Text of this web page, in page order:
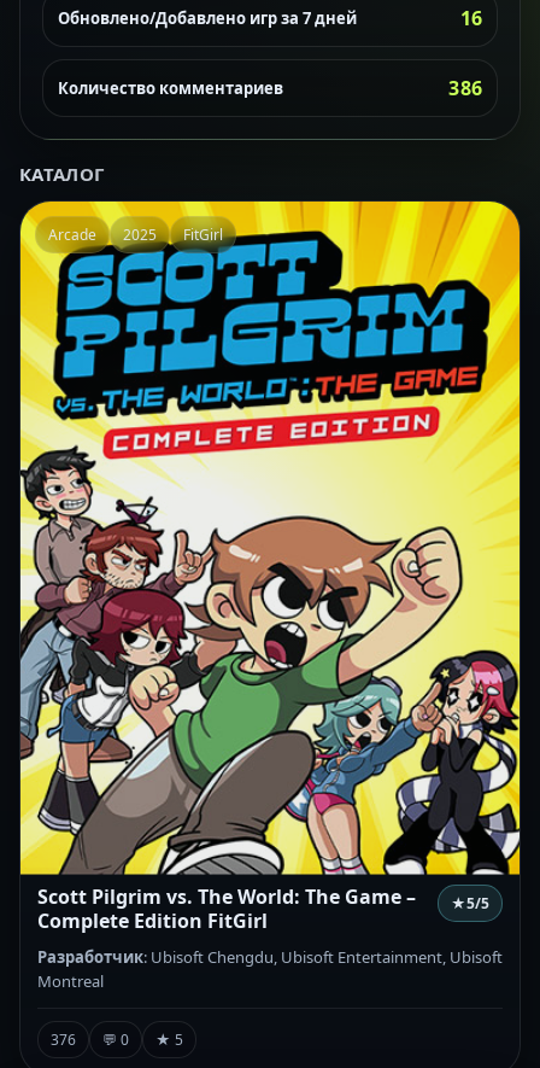
Обновлено/Добавлено игр за 7 дней 16
Количество комментариев 386
КАТАЛОГ
Arcade 2025 FitGirl
Scott Pilgrim vs. The World: The Game –
Complete Edition FitGirl
★5/5
Разработчик: Ubisoft Chengdu, Ubisoft Entertainment, Ubisoft
Montreal
376 💬 0 ★ 5